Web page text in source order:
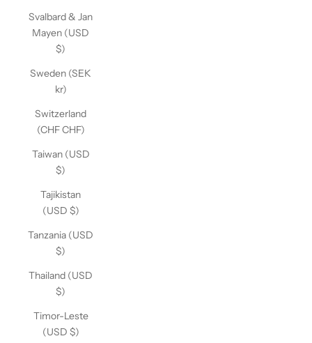
Svalbard & Jan
Mayen (USD
$)
Sweden (SEK
kr)
Switzerland
(CHF CHF)
Taiwan (USD
$)
Tajikistan
(USD $)
Tanzania (USD
$)
Thailand (USD
$)
Timor-Leste
(USD $)